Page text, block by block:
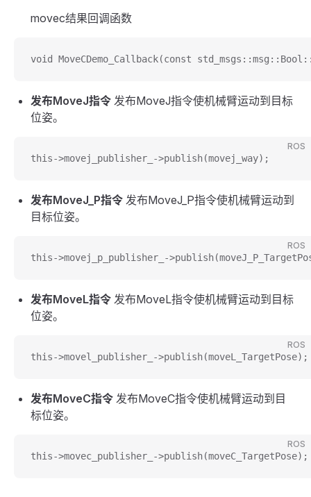
movec结果回调函数
void MoveCDemo_Callback(const
发布MoveJ指令 发布MoveJ指令使机械臂运动到目标
位姿。
ROS
this->movej_publisher_->publish(movej_way);
发布MoveJ_P指令 发布MoveJ_P指令使机械臂运动到
目标位姿。
ROS
this->movej_p_publisher_-
发布MoveL指令 发布MoveL指令使机械臂运动到目标
位姿。
ROS
this->movel_publisher_->publish(moveL_TargetPose);
发布MoveC指令 发布MoveC指令使机械臂运动到目
标位姿。
ROS
this->movec_publisher_->publish(moveC_TargetPose);